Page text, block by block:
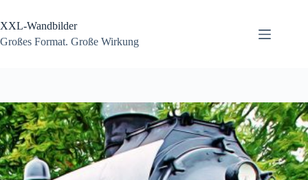
springen
XXL-Wandbilder
Großes Format. Große Wirkung